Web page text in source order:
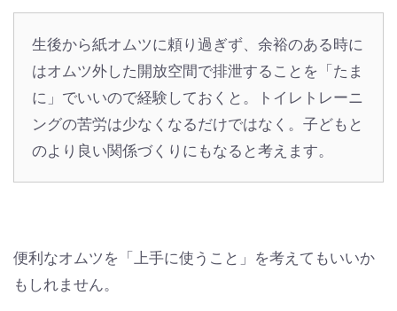
生後から紙オムツに頼り過ぎず、余裕のある時に
はオムツ外した開放空間で排泄することを「たま
に」でいいので経験しておくと。トイレトレーニ
ングの苦労は少なくなるだけではなく。子どもと
のより良い関係づくりにもなると考えます。
便利なオムツを「上手に使うこと」を考えてもいいか
もしれません。